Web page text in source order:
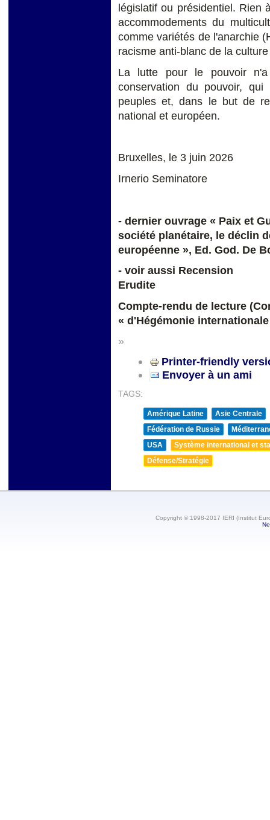
législatif ou présidentiel. Rien
accommodements du
comme variétés de l'anarchie
racisme anti-blanc de la
La lutte pour le pouvoir
conservation du pouvoir,
peuples et, dans le but de
national et européen.
Bruxelles, le 3 juin 2026
Irnerio Seminatore
- dernier ouvrage « Paix et
société planétaire, le déclin
européenne », Ed. God. De
- voir aussi Recension
Compte-rendu de lecture
« d'Hégémonie
»
Printer-friendly
Envoyer à un ami
TAGS:
Amérique Latine
Asie Centrale
Fédération de Russie
USA
Système international et
Défense/Stratégie
Copyright © 1998-2017 IERI (Institut